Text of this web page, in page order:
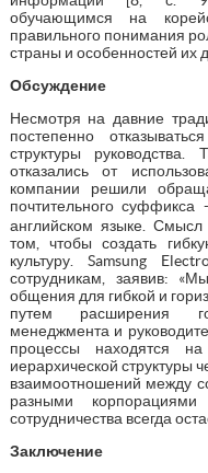
обучающимся на
правильного понимания
страны и особенностей их
Обсуждение
Несмотря на давние
постепенно
структуры
отказались от
компании решили
почтительного
английском языке. Смысл
том, чтобы создать
культуру. Samsung
сотрудникам, заявив:
общения для гибкой и
путем расширения
менеджмента и
процессы находятся
иерархической структуры
взаимоотношений между
разными
сотрудничества всегда
Заключение